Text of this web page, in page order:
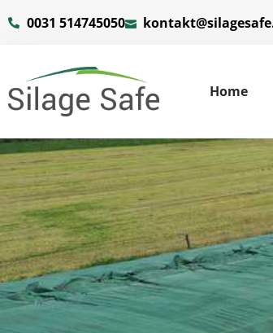
0031 514745050
Home